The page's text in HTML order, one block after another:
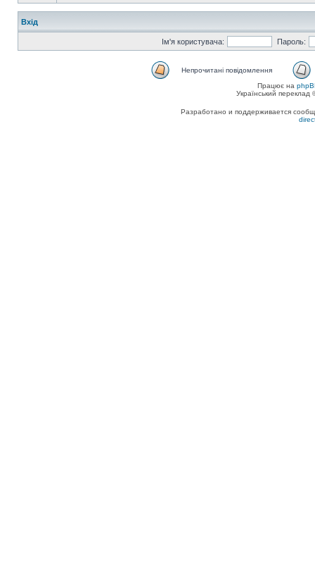
Вхід
Ім'я користувача: Пароль:
Непрочитані повідомлення
Працює на
Український
Разработано и поддерживается